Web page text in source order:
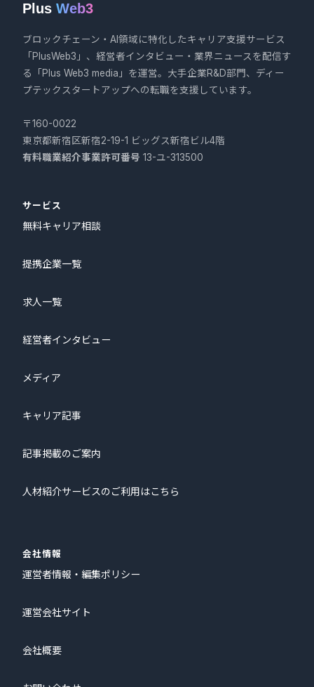
Plus Web3
ブロックチェーン・AI領域に特化したキャリア支援サービス
「PlusWeb3」、経営者インタビュー・業界ニュースを配信す
る「Plus Web3 media」を運営。大手企業R&D部門、ディー
プテックスタートアップへの転職を支援しています。
〒160-0022
東京都新宿区新宿2-19-1 ビッグス新宿ビル4階
有料職業紹介事業許可番号 13-ユ-313500
サービス
無料キャリア相談
提携企業一覧
求人一覧
経営者インタビュー
メディア
キャリア記事
記事掲載のご案内
人材紹介サービスのご利用はこちら
会社情報
運営者情報・編集ポリシー
運営会社サイト
会社概要